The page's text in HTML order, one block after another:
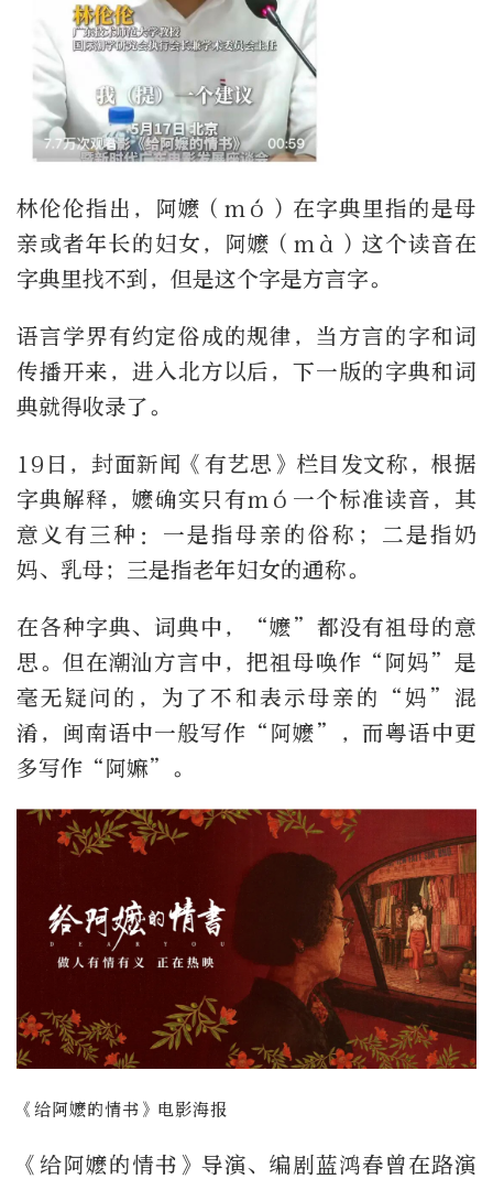
林伦伦指出，阿嬷（mó）在字典里指的是母
亲或者年长的妇女，阿嬷（mà）这个读音在
字典里找不到，但是这个字是方言字。
语言学界有约定俗成的规律，当方言的字和词
传播开来，进入北方以后，下一版的字典和词
典就得收录了。
19日，封面新闻《有艺思》栏目发文称，根据
字典解释，嬷确实只有mó一个标准读音，其
意义有三种：一是指母亲的俗称；二是指奶
妈、乳母；三是指老年妇女的通称。
在各种字典、词典中，“嬷”都没有祖母的意
思。但在潮汕方言中，把祖母唤作“阿妈”是
毫无疑问的，为了不和表示母亲的“妈”混
淆，闽南语中一般写作“阿嬷”，而粤语中更
多写作“阿嫲”。
《给阿嬷的情书》电影海报
《给阿嬷的情书》导演、编剧蓝鸿春曾在路演